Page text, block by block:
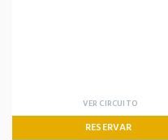
VER CIRCUITO
RESERVAR